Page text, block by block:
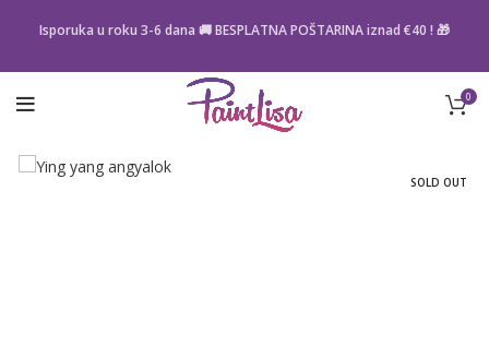
Isporuka u roku 3-6 dana 🚚 BESPLATNA POŠTARINA iznad €40 ! 🎁
0
SOLD OUT